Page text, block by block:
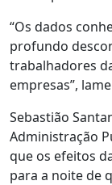
“Os dados
profundo
trabalhadores
empresas”,
Sebastião
Administração
que os efeitos
para a noite de